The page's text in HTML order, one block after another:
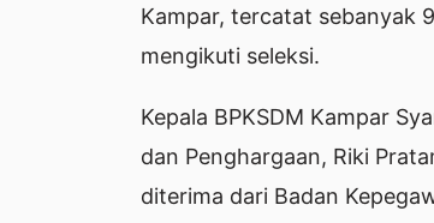
Kampar, tercatat sebanyak
mengikuti seleksi.
Kepala BPKSDM Kampar
dan Penghargaan, Riki
diterima dari Badan